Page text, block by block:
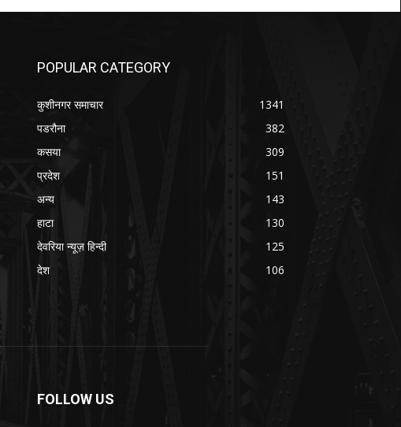
POPULAR CATEGORY
कुशीनगर समाचार
1341
पडरौना
382
कसया
309
प्रदेश
151
अन्य
143
हाटा
130
देवरिया न्यूज़ हिन्दी
125
देश
106
FOLLOW US